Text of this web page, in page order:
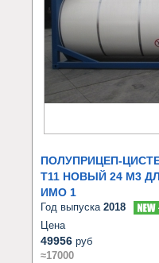
ПОЛУПРИЦЕП-
T11 НОВЫЙ 24 М3
ИМО 1
Год выпуска 2018
Цена
49956 руб
≈17000